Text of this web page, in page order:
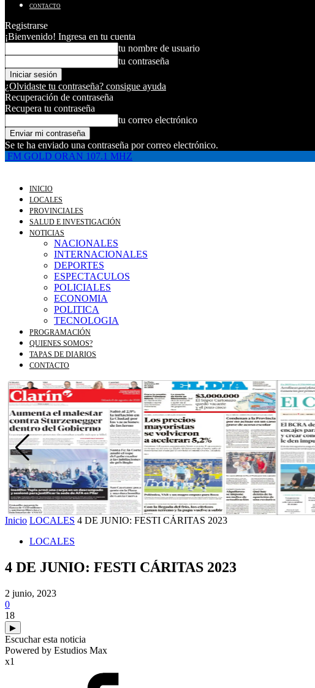
CONTACTO
Registrarse
¡Bienvenido! Ingresa en tu cuenta
tu nombre de usuario
tu contraseña
¿Olvidaste tu contraseña? consigue ayuda
Recuperación de contraseña
Recupera tu contraseña
tu correo electrónico
Se te ha enviado una contraseña por correo electrónico.
FM GOLD ORAN 107.1 MHZ
INICIO
LOCALES
PROVINCIALES
SALUD E INVESTIGACIÓN
NOTICIAS
NACIONALES
INTERNACIONALES
DEPORTES
ESPECTACULOS
POLICIALES
ECONOMIA
POLITICA
TECNOLOGIA
PROGRAMACIÓN
QUIENES SOMOS?
TAPAS DE DIARIOS
CONTACTO
Inicio LOCALES 4 DE JUNIO: FESTI CÁRITAS 2023
LOCALES
4 DE JUNIO: FESTI CÁRITAS 2023
2 junio, 2023
0
18
▶
Escuchar esta noticia
Powered by Estudios Max
x1